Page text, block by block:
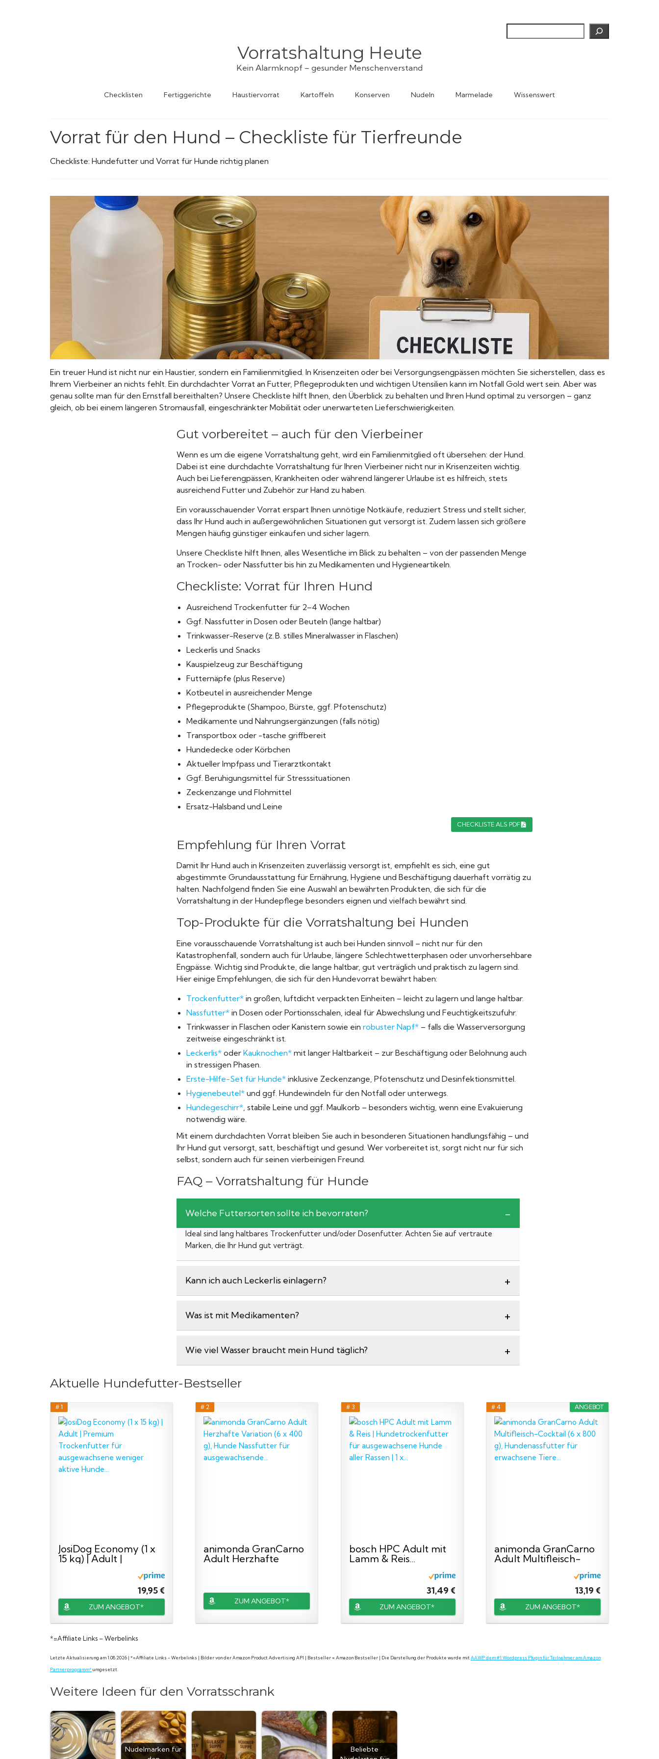
Vorratshaltung Heute
Kein Alarmknopf – gesunder Menschenverstand
Checklisten Fertiggerichte Haustiervorrat Kartoffeln Konserven Nudeln Marmelade Wissenswert
Vorrat für den Hund – Checkliste für Tierfreunde
Checkliste: Hundefutter und Vorrat für Hunde richtig planen
Ein treuer Hund ist nicht nur ein Haustier, sondern ein Familienmitglied. In Krisenzeiten oder bei Versorgungsengpässen möchten Sie sicherstellen, dass es
Ihrem Vierbeiner an nichts fehlt. Ein durchdachter Vorrat an Futter, Pflegeprodukten und wichtigen Utensilien kann im Notfall Gold wert sein. Aber was
genau sollte man für den Ernstfall bereithalten? Unsere Checkliste hilft Ihnen, den Überblick zu behalten und Ihren Hund optimal zu versorgen – ganz
gleich, ob bei einem längeren Stromausfall, eingeschränkter Mobilität oder unerwarteten Lieferschwierigkeiten.
Gut vorbereitet – auch für den Vierbeiner
Wenn es um die eigene Vorratshaltung geht, wird ein Familienmitglied oft übersehen: der Hund.
Dabei ist eine durchdachte Vorratshaltung für Ihren Vierbeiner nicht nur in Krisenzeiten wichtig.
Auch bei Lieferengpässen, Krankheiten oder während längerer Urlaube ist es hilfreich, stets
ausreichend Futter und Zubehör zur Hand zu haben.
Ein vorausschauender Vorrat erspart Ihnen unnötige Notkäufe, reduziert Stress und stellt sicher,
dass Ihr Hund auch in außergewöhnlichen Situationen gut versorgt ist. Zudem lassen sich größere
Mengen häufig günstiger einkaufen und sicher lagern.
Unsere Checkliste hilft Ihnen, alles Wesentliche im Blick zu behalten – von der passenden Menge
an Trocken- oder Nassfutter bis hin zu Medikamenten und Hygieneartikeln.
Checkliste: Vorrat für Ihren Hund
Ausreichend Trockenfutter für 2–4 Wochen
Ggf. Nassfutter in Dosen oder Beuteln (lange haltbar)
Trinkwasser-Reserve (z. B. stilles Mineralwasser in Flaschen)
Leckerlis und Snacks
Kauspielzeug zur Beschäftigung
Futternäpfe (plus Reserve)
Kotbeutel in ausreichender Menge
Pflegeprodukte (Shampoo, Bürste, ggf. Pfotenschutz)
Medikamente und Nahrungsergänzungen (falls nötig)
Transportbox oder -tasche griffbereit
Hundedecke oder Körbchen
Aktueller Impfpass und Tierarztkontakt
Ggf. Beruhigungsmittel für Stresssituationen
Zeckenzange und Flohmittel
Ersatz-Halsband und Leine
CHECKLISTE ALS PDF
Empfehlung für Ihren Vorrat
Damit Ihr Hund auch in Krisenzeiten zuverlässig versorgt ist, empfiehlt es sich, eine gut
abgestimmte Grundausstattung für Ernährung, Hygiene und Beschäftigung dauerhaft vorrätig zu
halten. Nachfolgend finden Sie eine Auswahl an bewährten Produkten, die sich für die
Vorratshaltung in der Hundepflege besonders eignen und vielfach bewährt sind.
Top-Produkte für die Vorratshaltung bei Hunden
Eine vorausschauende Vorratshaltung ist auch bei Hunden sinnvoll – nicht nur für den
Katastrophenfall, sondern auch für Urlaube, längere Schlechtwetterphasen oder unvorhersehbare
Engpässe. Wichtig sind Produkte, die lange haltbar, gut verträglich und praktisch zu lagern sind.
Hier einige Empfehlungen, die sich für den Hundevorrat bewährt haben:
Trockenfutter*in großen, luftdicht verpackten Einheiten – leicht zu lagern und lange haltbar.
Nassfutter*in Dosen oder Portionsschalen, ideal für Abwechslung und Feuchtigkeitszufuhr.
Trinkwasser in Flaschen oder Kanistern sowie ein robuster Napf*– falls die Wasserversorgung
zeitweise eingeschränkt ist.
Leckerlis*oder Kauknochen*mit langer Haltbarkeit – zur Beschäftigung oder Belohnung auch
in stressigen Phasen.
Erste-Hilfe-Set für Hunde*inklusive Zeckenzange, Pfotenschutz und Desinfektionsmittel.
Hygienebeutel*und ggf. Hundewindeln für den Notfall oder unterwegs.
Hundegeschirr*, stabile Leine und ggf. Maulkorb – besonders wichtig, wenn eine Evakuierung
notwendig wäre.
Mit einem durchdachten Vorrat bleiben Sie auch in besonderen Situationen handlungsfähig – und
Ihr Hund gut versorgt, satt, beschäftigt und gesund. Wer vorbereitet ist, sorgt nicht nur für sich
selbst, sondern auch für seinen vierbeinigen Freund.
FAQ – Vorratshaltung für Hunde
Welche Futtersorten sollte ich bevorraten?
Ideal sind lang haltbares Trockenfutter und/oder Dosenfutter. Achten Sie auf vertraute
Marken, die Ihr Hund gut verträgt.
Kann ich auch Leckerlis einlagern?
Was ist mit Medikamenten?
Wie viel Wasser braucht mein Hund täglich?
Aktuelle Hundefutter-Bestseller
# 1
JosiDog Economy (1 x
15 kg) | Adult |
19,95 €
ZUM ANGEBOT*
# 2
animonda GranCarno
Adult Herzhafte
ZUM ANGEBOT*
# 3
bosch HPC Adult mit
Lamm & Reis...
31,49 €
ZUM ANGEBOT*
ANGEBOT
# 4
animonda GranCarno
Adult Multifleisch-
13,19 €
ZUM ANGEBOT*
*=Affiliate Links – Werbelinks
Letzte Aktualisierung am 1.08.2026 | *=Affiliate Links - Werbelinks | Bilder von der Amazon Product Advertising API | Bestseller = Amazon Bestseller | Die Darstellung der Produkte wurde mitAAWP dem #1 Wordpress Plugin für Teilnehmer am Amazon
Partnerprogramm*umgesetzt.
Weitere Ideen für den Vorratsschrank
Nudelmarken für
Beliebte